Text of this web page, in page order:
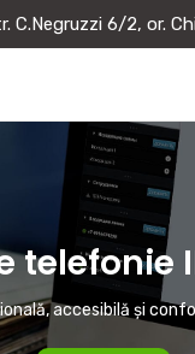
C.Negruzzi 6/2, or.
telefonie
accesibilă și